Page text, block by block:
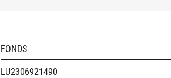
FONDS
LU2306921490